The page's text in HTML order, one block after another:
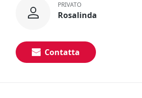
PRIVATO
Rosalinda
Contatta